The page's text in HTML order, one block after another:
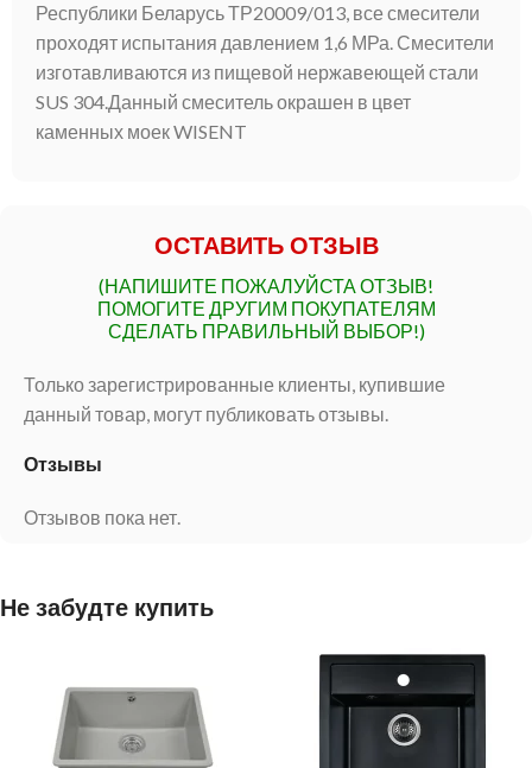
Республики Беларусь ТР20009/013, все смесители
проходят испытания давлением 1,6 МРа. Смесители
изготавливаются из пищевой нержавеющей стали
SUS 304.Данный смеситель окрашен в цвет
каменных моек WISENT
ОСТАВИТЬ ОТЗЫВ
(НАПИШИТЕ ПОЖАЛУЙСТА ОТЗЫВ!
ПОМОГИТЕ ДРУГИМ ПОКУПАТЕЛЯМ
СДЕЛАТЬ ПРАВИЛЬНЫЙ ВЫБОР!)
Отзывы
Отзывов пока нет.
Только зарегистрированные клиенты, купившие
данный товар, могут публиковать отзывы.
Не забудте купить